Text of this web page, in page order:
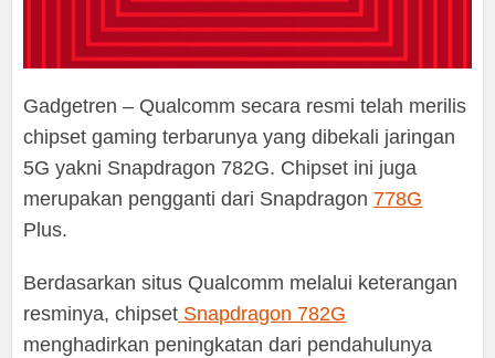
Gadgetren – Qualcomm secara resmi telah merilis
chipset gaming terbarunya yang dibekali jaringan
5G yakni Snapdragon 782G. Chipset ini juga
merupakan pengganti dari Snapdragon 778G
Plus.
Berdasarkan situs Qualcomm melalui keterangan
resminya, chipset Snapdragon 782G
menghadirkan peningkatan dari pendahulunya